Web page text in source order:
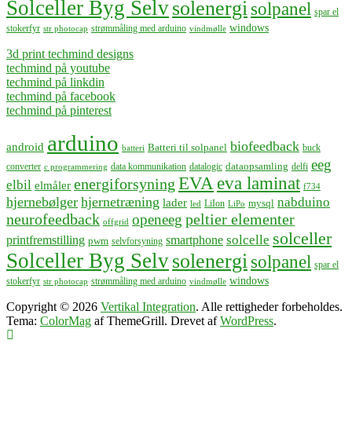
Solceller Byg Selvsolenergi solpanel spar el
stokerfyr str photocap strømmåling med arduino vindmølle windows
3d print techmind designs
techmind på youtube
techmind på linkdin
techmind på facebook
techmind på pinterest
android arduino batteri Batteri til solpanel biofeedback buck
converter c programmering data kommunikation datalogic dataopsamling delfi eeg
elbil elmåler energiforsyning EVA eva laminat f734
hjernebølger hjernetræning lader led LiIon LiPo mysql nabduino
neurofeedback offgrid openeeg peltier elementer
printfremstilling pwm selvforsyning smartphone solcelle solceller
Solceller Byg Selvsolenergi solpanel spar el
stokerfyr str photocap strømmåling med arduino vindmølle windows
Copyright © 2026 Vertikal Integration. Alle rettigheder forbeholdes.
Tema: ColorMag af ThemeGrill. Drevet afWordPress.